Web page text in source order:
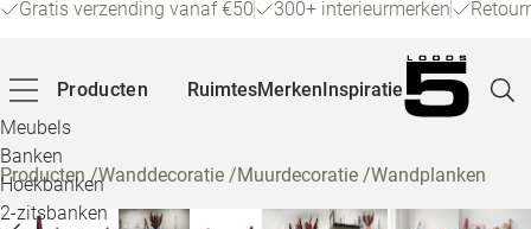
Gratis verzending vanaf €50 300+ interieurmerken
Producten
Meubels
Banken
Hoekbanken
2-zitsbanken
RuimtesMerkenInspiratie
Producten/Wanddecoratie /Muurdecoratie /Wandplanken